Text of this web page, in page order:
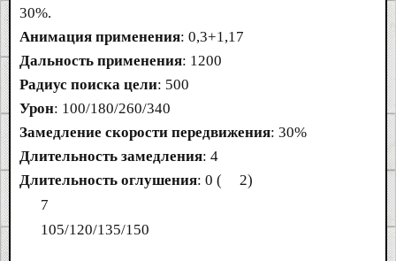
30%.
Анимация применения: 0,3+1,17
Дальность применения: 1200
Радиус поиска цели: 500
Урон: 100/180/260/340
Замедление скорости передвижения: 30%
Длительность замедления: 4
Длительность оглушения: 0 (
2)
7
105/120/135/150